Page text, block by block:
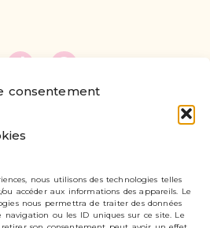
consentement
nous utilisons des technologies telles
accéder aux informations des appareils. Le
nous permettra de traiter des données
ou les ID uniques sur ce site. Le